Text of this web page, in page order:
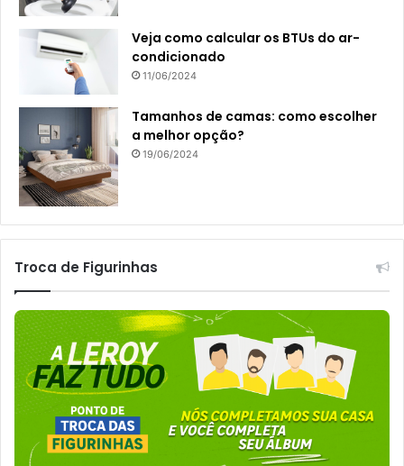
Veja como calcular os BTUs do ar-
condicionado
11/06/2024
Tamanhos de camas: como escolher
a melhor opção?
19/06/2024
Troca de Figurinhas